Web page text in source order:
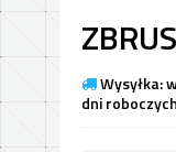
Wysyłka:
dni